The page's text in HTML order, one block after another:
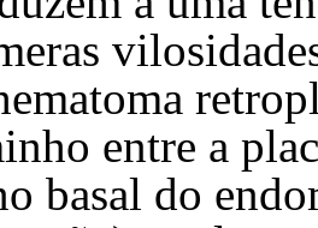
entre a
basal do